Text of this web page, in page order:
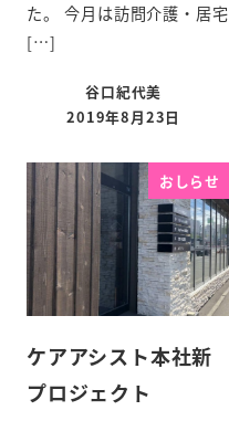
た。 今月は訪問介護・居宅
[…]
谷口紀代美
2019年8月23日
おしらせ
ケアアシスト本社新
プロジェクト